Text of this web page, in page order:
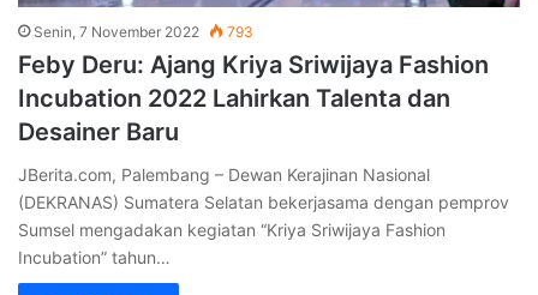
Senin, 7 November 2022 793
Feby Deru: Ajang Kriya Sriwijaya Fashion
Incubation 2022 Lahirkan Talenta dan
Desainer Baru
JBerita.com, Palembang – Dewan Kerajinan Nasional
(DEKRANAS) Sumatera Selatan bekerjasama dengan pemprov
Sumsel mengadakan kegiatan “Kriya Sriwijaya Fashion
Incubation” tahun…